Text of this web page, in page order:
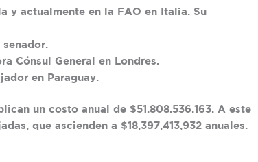
y actualmente en la FAO en Italia. Su
senador.
Cónsul General en Londres.
en Paraguay.
un costo anual de $51.808.536.163. A este
que ascienden a $18,397,413,932 anuales.